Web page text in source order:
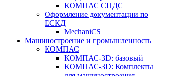
КОМПАС СПДС
Оформление документации по
ЕСКД
MechaniCS
Машиностроение и промышленность
КОМПАС
КОМПАС-3D: базовый
КОМПАС-3D: Комплекты